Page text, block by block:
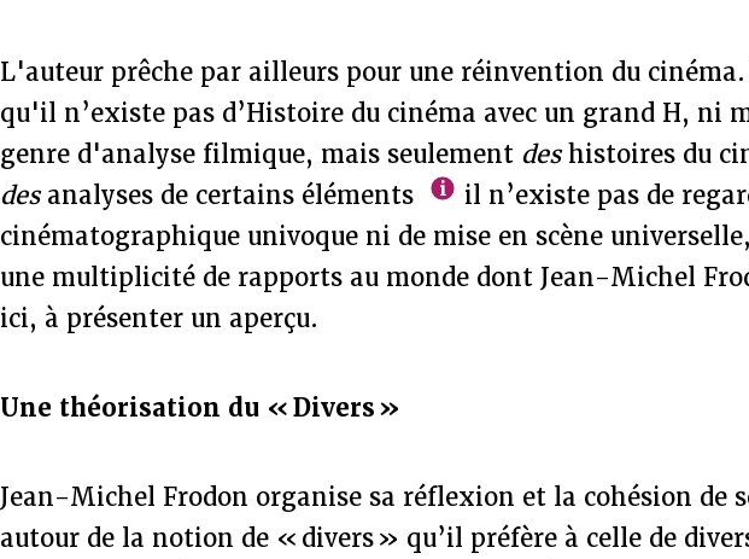
L'auteur prêche par ailleurs pour une réinvention du cinéma.
qu'il n’existe pas d’Histoire du cinéma avec un grand H, ni
genre d'analyse filmique, mais seulement deshistoires du
desanalyses de certains éléments
il n’existe pas de
cinématographique univoque ni de mise en scène
une multiplicité de rapports au monde dont Jean-Michel
ici, à présenter un aperçu.
Une théorisation du « Divers »
Jean-Michel Frodon organise sa réflexion et la cohésion de
autour de la notion de « divers » qu’il préfère à celle de